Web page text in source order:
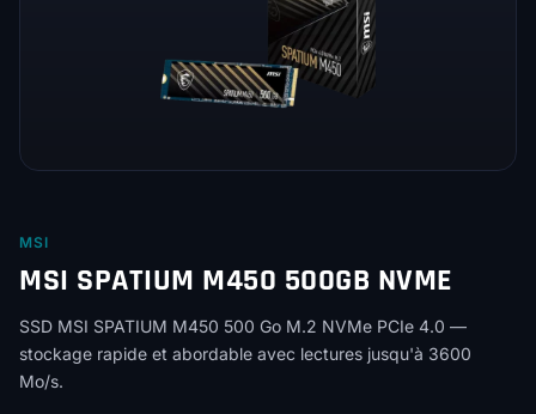
MSI
MSI SPATIUM M450 500GB NVME
SSD MSI SPATIUM M450 500 Go M.2 NVMe PCIe 4.0 —
stockage rapide et abordable avec lectures jusqu'à 3600
Mo/s.